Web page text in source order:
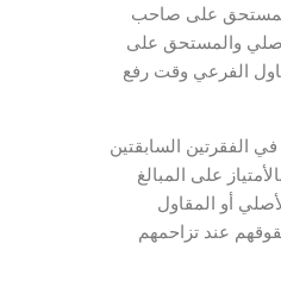
على صاحب
والمستحق على
الفرعي وقت رفع
الفقرتين السابقتين
على المبالغ
أو المقاول
عند تزاحمهم